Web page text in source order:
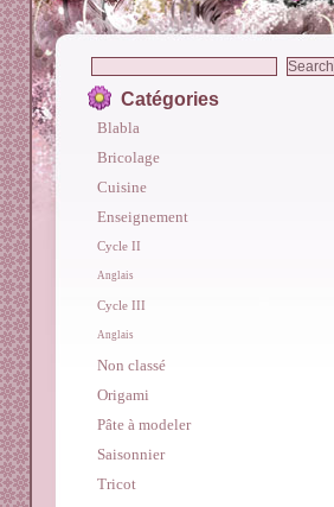
Catégories
Blabla
Bricolage
Cuisine
Enseignement
Cycle II
Anglais
Cycle III
Anglais
Non classé
Origami
Pâte à modeler
Saisonnier
Tricot